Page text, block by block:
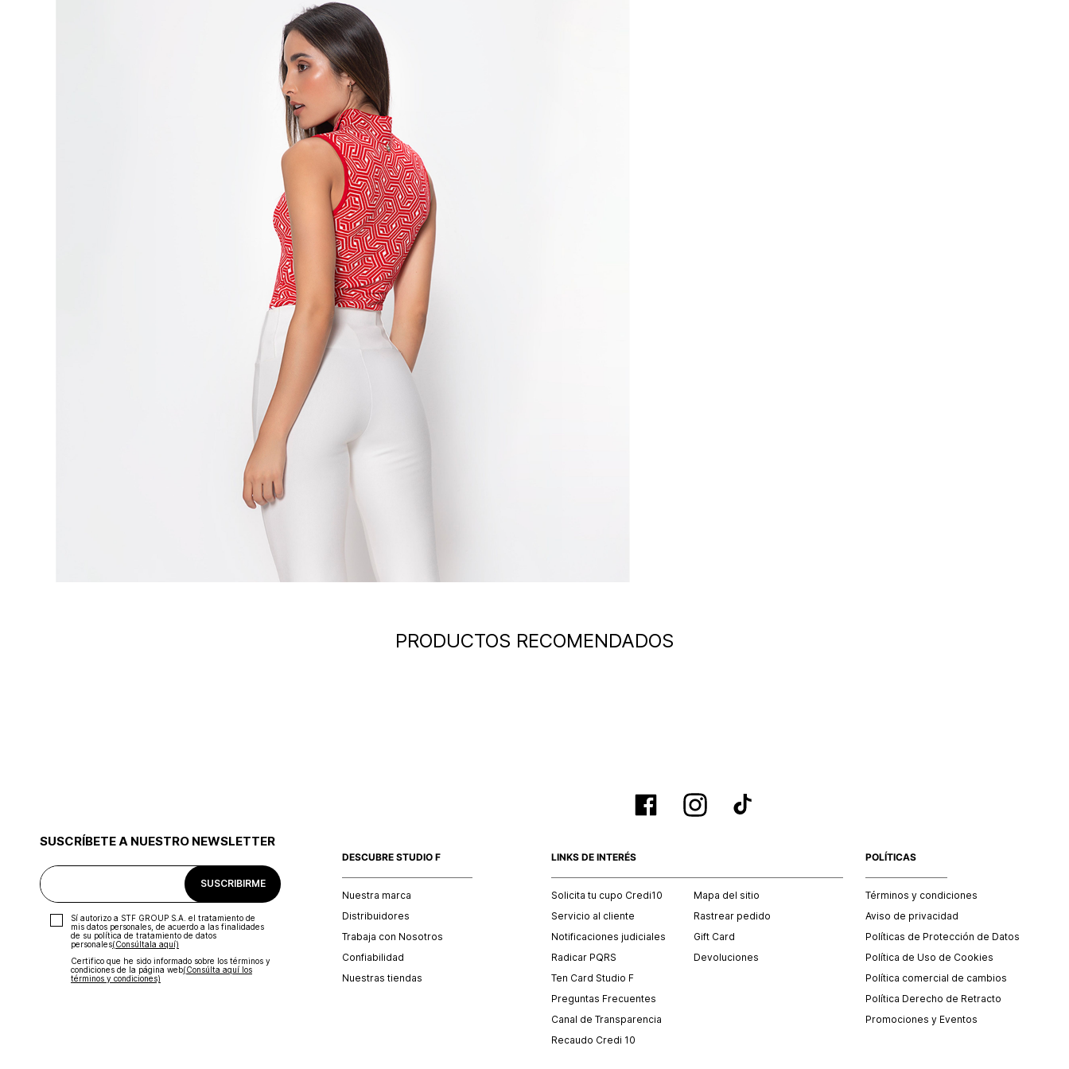
PRODUCTOS RECOMENDADOS
SUSCRÍBETE A NUESTRO NEWSLETTER
SUSCRIBIRME
Sí autorizo a STF GROUP S.A. el tratamiento de
mis datos personales, de acuerdo a las finalidades
de su política de tratamiento de datos
personales‎(Consúltala aquí)
Certifico que he sido informado sobre los términos y
condiciones de la página web‎(Consúlta aquí los
términos y condiciones)
DESCUBRE STUDIO F
Nuestra marca
Distribuidores
Trabaja con Nosotros
Confiabilidad
Nuestras tiendas
LINKS DE INTERÉS
Solicita tu cupo Credi10
Servicio al cliente
Notificaciones judiciales
Radicar PQRS
Ten Card Studio F
Preguntas Frecuentes
Canal de Transparencia
Recaudo Credi 10
Mapa del sitio
Rastrear pedido
Gift Card
Devoluciones
POLÍTICAS
Términos y condiciones
Aviso de privacidad
Políticas de Protección de Datos
Política de Uso de Cookies
Política comercial de cambios
Política Derecho de Retracto
Promociones y Eventos